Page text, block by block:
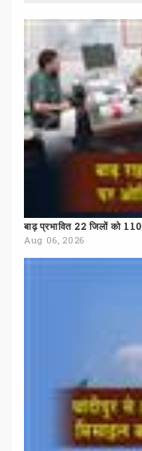
बाढ़ प्रभावित 22 जिलों को 110
Aug 06, 2026